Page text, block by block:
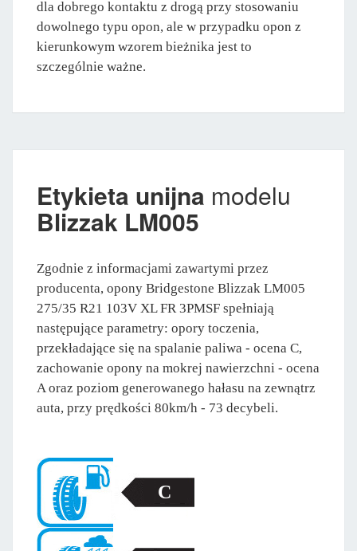
dla dobrego kontaktu z drogą przy stosowaniu
dowolnego typu opon, ale w przypadku opon z
kierunkowym wzorem bieżnika jest to
szczególnie ważne.
Etykieta unijna modelu
Blizzak LM005
Zgodnie z informacjami zawartymi przez
producenta, opony Bridgestone Blizzak LM005
275/35 R21 103V XL FR 3PMSF spełniają
następujące parametry: opory toczenia,
przekładające się na spalanie paliwa - ocena C,
zachowanie opony na mokrej nawierzchni - ocena
A oraz poziom generowanego hałasu na zewnątrz
auta, przy prędkości 80km/h - 73 decybeli.
C